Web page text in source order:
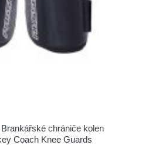
chrániče kolen
Coach Knee Guards